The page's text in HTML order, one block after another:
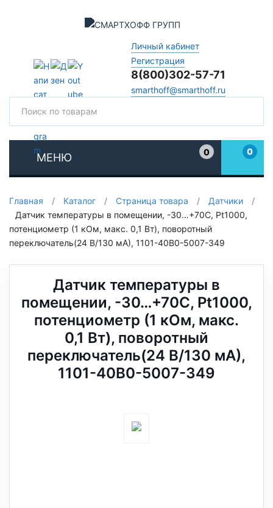
Личный кабинет
Регистрация
8(800)302-57-71
smarthoff@smarthoff.ru
МЕНЮ
0
0
Главная / Каталог / Страница товара / Датчики
/
Датчик температуры в помещении, -30…+70C, Pt1000,
потенциометр (1 кОм, макс. 0,1 Вт), поворотный
переключатель(24 В/130 мА), 1101-40B0-5007-349
Датчик температуры в
помещении, -30…+70C, Pt1000,
потенциометр (1 кОм, макс.
0,1 Вт), поворотный
переключатель(24 В/130 мА),
1101-40B0-5007-349